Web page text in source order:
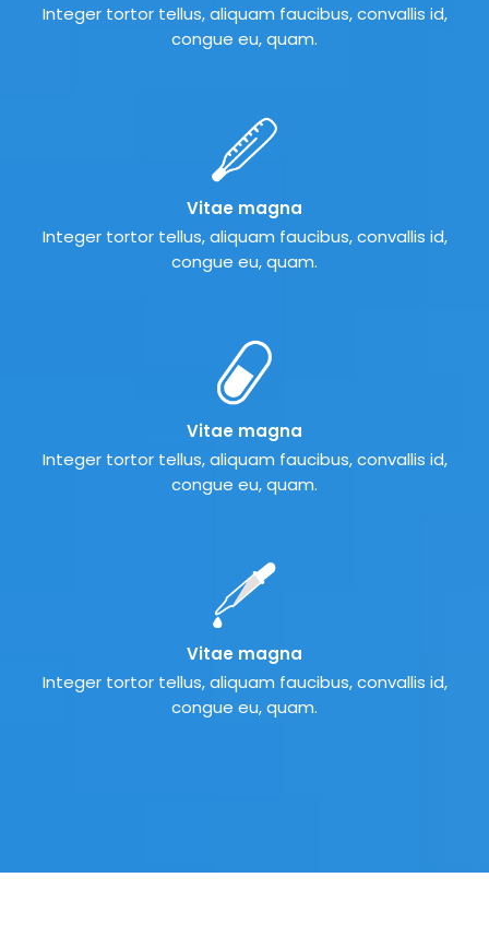
Integer tortor tellus, aliquam faucibus, convallis id,
congue eu, quam.
Vitae magna
Integer tortor tellus, aliquam faucibus, convallis id,
congue eu, quam.
Vitae magna
Integer tortor tellus, aliquam faucibus, convallis id,
congue eu, quam.
Vitae magna
Integer tortor tellus, aliquam faucibus, convallis id,
congue eu, quam.